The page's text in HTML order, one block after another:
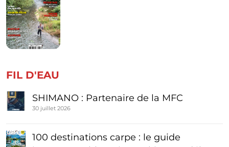
FIL D'EAU
SHIMANO : Partenaire de la MFC
30 juillet 2026
100 destinations carpe : le guide